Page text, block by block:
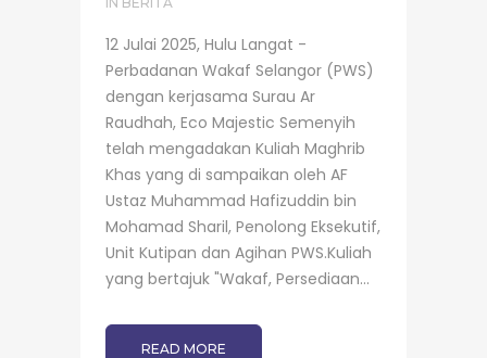
12 Julai 2025, Hulu Langat -
Perbadanan Wakaf Selangor (PWS)
dengan kerjasama Surau Ar
Raudhah, Eco Majestic Semenyih
telah mengadakan Kuliah Maghrib
Khas yang di sampaikan oleh AF
Ustaz Muhammad Hafizuddin bin
Mohamad Sharil, Penolong Eksekutif,
Unit Kutipan dan Agihan PWS.Kuliah
yang bertajuk "Wakaf, Persediaan...
READ MORE